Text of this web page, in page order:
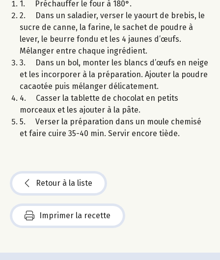
1. Préchauffer le four à 180°.
2. Dans un saladier, verser le yaourt de brebis, le
sucre de canne, la farine, le sachet de poudre à
lever, le beurre fondu et les 4 jaunes d’œufs.
Mélanger entre chaque ingrédient.
3. Dans un bol, monter les blancs d’œufs en neige
et les incorporer à la préparation. Ajouter la poudre
cacaotée puis mélanger délicatement.
4. Casser la tablette de chocolat en petits
morceaux et les ajouter à la pâte.
5. Verser la préparation dans un moule chemisé
et faire cuire 35-40 min. Servir encore tiède.
Retour à la liste
Imprimer la recette